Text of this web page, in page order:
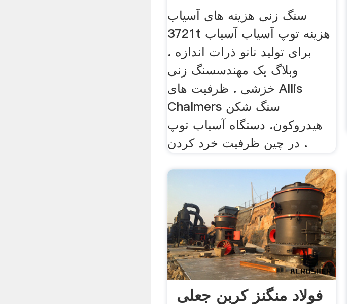
سنگ زنی هزینه های آسیاب
3721t هزینه توپ آسیاب آسیاب
برای تولید نانو ذرات اندازه .
وبلاگ یک مهندسسنگ زنی
خزشی . ظرفیت های Allis
Chalmers سنگ شکن
هیدروکون. دستگاه آسیاب توپ
در چین ظرفیت خرد کردن .
فولاد منگنز کربن جعلی